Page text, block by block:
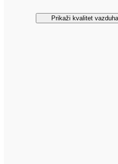
Prikaži kvalitet